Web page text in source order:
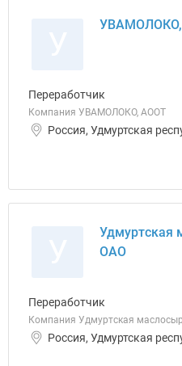
Переработчик
Компания УВАМОЛОКО, АООТ
Россия, Удмуртская
Удмуртская
ОАО
Переработчик
Компания Удмуртская
Россия, Удмуртская